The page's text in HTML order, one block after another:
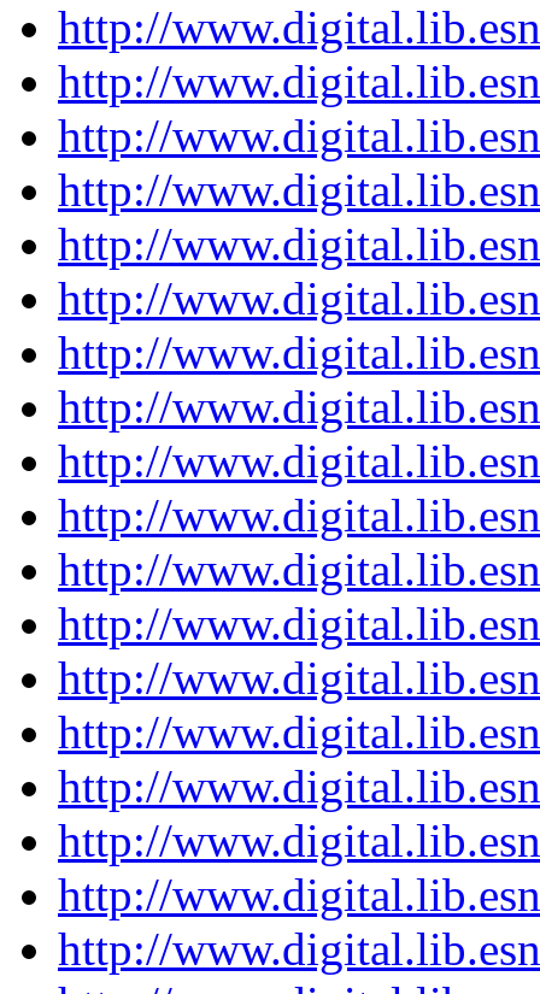
http://
http://
http://
http://
http://
http://
http://
http://
http://
http://
http://
http://
http://
http://
http://
http://
http://
http://